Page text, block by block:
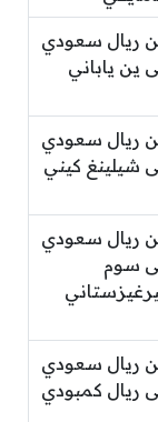
ريال سعودي
ين ياباني
ريال سعودي
شيلينغ كيني
ريال سعودي
سوم
ريال سعودي
ريال كمبودي